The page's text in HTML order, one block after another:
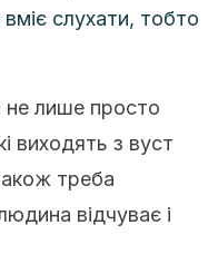
слухати, тобто
не лише просто
виходять з вуст
треба
відчуває і